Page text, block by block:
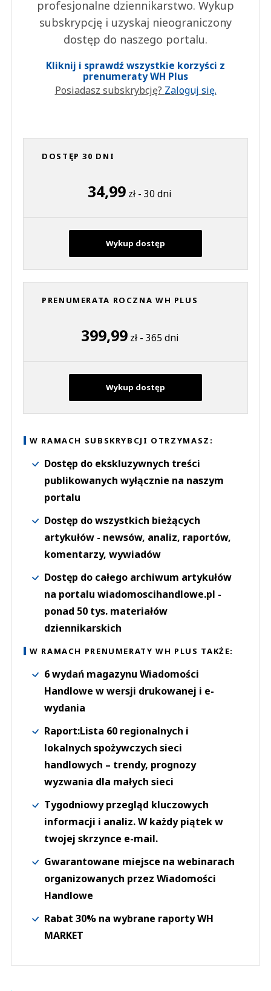
profesjonalne dziennikarstwo. Wykup
subskrypcję i uzyskaj nieograniczony
dostęp do naszego portalu.
Kliknij i sprawdź wszystkie korzyści z
prenumeraty WH Plus
Posiadasz subskrybcję? Zaloguj się.
DOSTĘP 30 DNI
34,99 zł - 30 dni
Wykup dostęp
PRENUMERATA ROCZNA WH PLUS
399,99zł - 365 dni
Wykup dostęp
W RAMACH SUBSKRYBCJI OTRZYMASZ:
Dostęp do ekskluzywnych treści
publikowanych wyłącznie na naszym
portalu
Dostęp do wszystkich bieżących
artykułów - newsów, analiz, raportów,
komentarzy, wywiadów
Dostęp do całego archiwum artykułów
na portalu wiadomoscihandlowe.pl -
ponad 50 tys. materiałów
dziennikarskich
W RAMACH PRENUMERATY WH PLUS TAKŻE:
6 wydań magazynu Wiadomości
Handlowe w wersji drukowanej i e-
wydania
Raport:Lista 60 regionalnych i
lokalnych spożywczych sieci
handlowych – trendy, prognozy
wyzwania dla małych sieci
Tygodniowy przegląd kluczowych
informacji i analiz. W każdy piątek w
twojej skrzynce e-mail.
Gwarantowane miejsce na webinarach
organizowanych przez Wiadomości
Handlowe
Rabat 30% na wybrane raporty WH
MARKET